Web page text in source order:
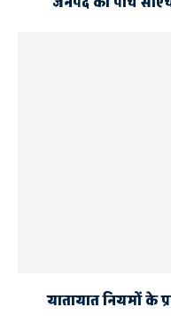
यातायात नियमों के